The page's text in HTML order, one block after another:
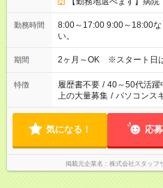
勤務時間
8:00～17:00 9:00～18:00
い。
期間 2ヶ月～OK ※スタート日
特徴 履歴書不要 / 40～50代活躍
上の大量募集 / パソコンス
気になる！ 応
掲載元企業名 株式会社スタッ